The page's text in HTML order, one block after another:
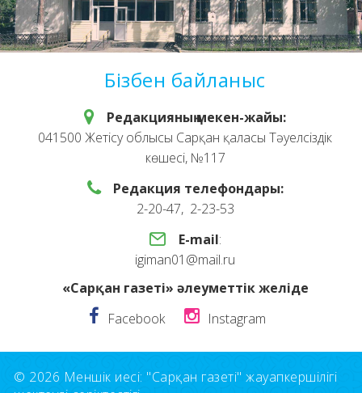
Бізбен байланыс
Редакцияның мекен-жайы:
041500 Жетісу облысы Сарқан қаласы Тәуелсіздік
көшесі, №117
Редакция телефондары:
2-20-47, 2-23-53
E-mail:
igiman01@mail.ru
«Сарқан газеті» әлеуметтік желіде
Facebook
Instagram
© 2026 Меншік иесі: "Сарқан газеті" жауапкершілігі